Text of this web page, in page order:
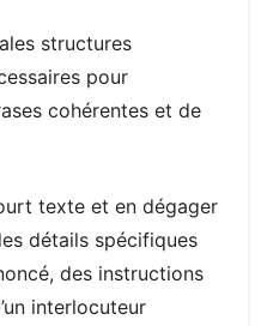
structures
pour
cohérentes et de
texte et en dégager
détails spécifiques
des instructions
interlocuteur